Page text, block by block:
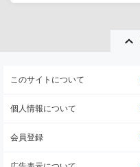
このサイトについて
個人情報について
会員登録